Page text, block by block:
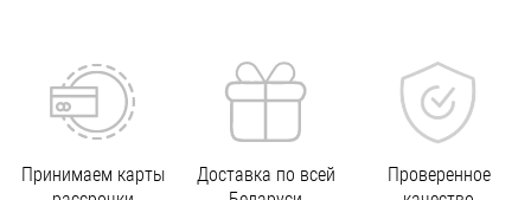
Принимаем карты
Доставка по всей
Проверенное